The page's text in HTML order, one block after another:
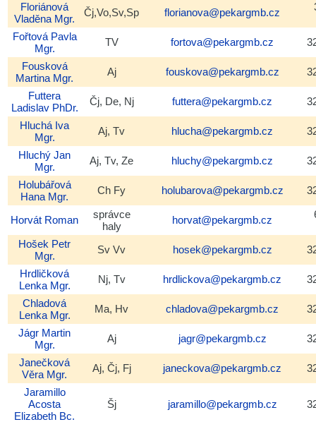
Floriánová
Vladěna Mgr.
Čj,Vo,Sv,Sp florianova@pekargmb.cz
Fořtová Pavla
Mgr.
TV fortova@pekargmb.cz
Fousková
Martina Mgr.
Aj fouskova@pekargmb.cz
Futtera
Ladislav PhDr.
Čj, De, Nj futtera@pekargmb.cz
Hluchá Iva
Mgr.
Aj, Tv hlucha@pekargmb.cz
Hluchý Jan
Mgr.
Aj, Tv, Ze hluchy@pekargmb.cz
Holubářová
Hana Mgr.
Ch Fy holubarova@pekargmb.cz
Horvát Roman
správce
haly
horvat@pekargmb.cz
Hošek Petr
Mgr.
Sv Vv hosek@pekargmb.cz
Hrdličková
Lenka Mgr.
Nj, Tv hrdlickova@pekargmb.cz
Chladová
Lenka Mgr.
Ma, Hv chladova@pekargmb.cz
Jágr Martin
Mgr.
Aj jagr@pekargmb.cz
Janečková
Věra Mgr.
Aj, Čj, Fj janeckova@pekargmb.cz
Jaramillo
Acosta
Elizabeth Bc.
Šj jaramillo@pekargmb.cz